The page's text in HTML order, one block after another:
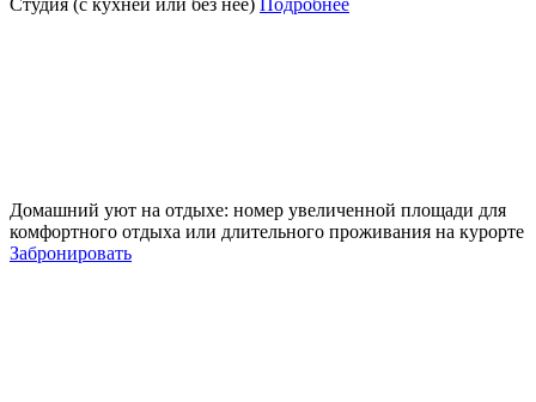
Студия (с кухней или без нее) Подробнее
Домашний уют на отдыхе: номер увеличенной площади для
комфортного отдыха или длительного проживания на курорте
Забронировать